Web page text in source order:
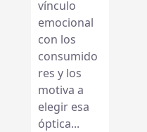
vínculo
emocional
con los
consumido
res y los
motiva a
elegir esa
óptica...